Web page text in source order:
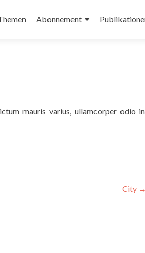
Abonnement
mauris varius, ullamcorper odio
City →